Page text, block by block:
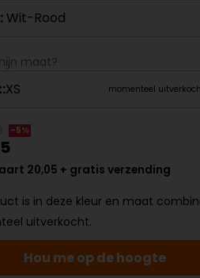
Wit-Rood
maat?
XS momenteel
-5%
20,05 + gratis verzending
is in deze kleur en maat
uitverkocht.
Hou me op de hoogte